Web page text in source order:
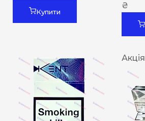
Купити
₴
Акція